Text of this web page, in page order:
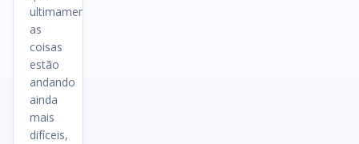
ultimamente
as
coisas
estão
andando
ainda
mais
difíceis,